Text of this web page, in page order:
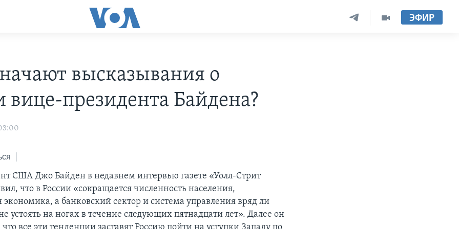
ЭФИР
высказывания о
вице-президента Байдена?
США Джо Байден в недавнем интервью газете «Уолл-Стрит
что в России «сокращается численность населения,
экономика, а банковский сектор и система управления вряд ли
устоять на ногах в течение следующих пятнадцати лет». Далее он